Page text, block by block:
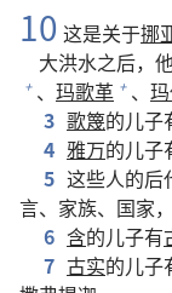
10 这是关于挪
大洪水之后，
+ 、 玛歌革 + 、
3 歌篾的儿子
4 雅万的儿子
5 这些人的后
言、家族、国家
6 含的儿子有
7 古实的儿子